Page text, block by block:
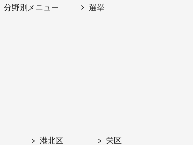
分野別メニュー 選挙
港北区 栄区